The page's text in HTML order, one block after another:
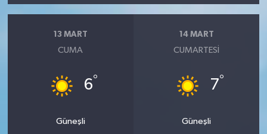
13 MART
CUMA
6°
Güneşli
14 MART
CUMARTESI
7°
Güneşli